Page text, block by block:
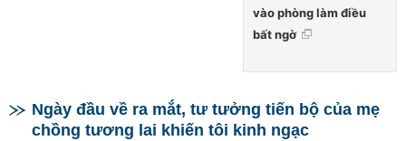
vào phòng làm điều
bất ngờ
Ngày đầu về ra mắt, tư tưởng tiến bộ của mẹ
chồng tương lai khiến tôi kinh ngạc